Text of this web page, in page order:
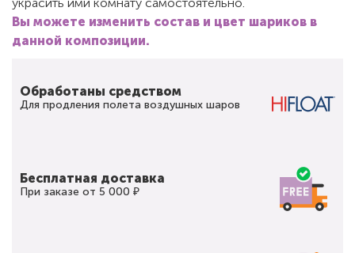
Вы можете изменить состав и цвет шариков в
данной композиции.
Обработаны средством
Для продления полета воздушных шаров
Бесплатная доставка
При заказе от 5 000 ₽